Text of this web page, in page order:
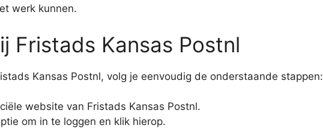
werk kunnen.
Fristads Kansas Postnl
Kansas Postnl, volg je eenvoudig de onderstaande stappen:
website van Fristads Kansas Postnl.
om in te loggen en klik hierop.